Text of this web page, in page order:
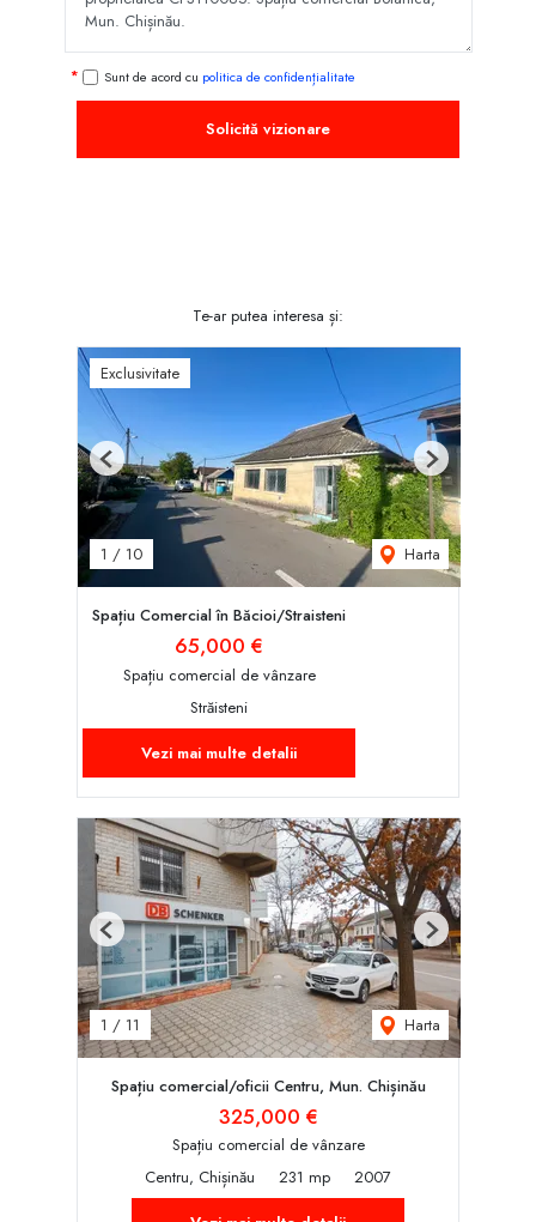
Sunt de acord cu politica de confidențialitate
Solicită vizionare
Te-ar putea interesa și:
Exclusivitate
1 / 10 Harta
Previous Next
Spațiu Comercial în Băcioi/Straisteni
65,000 €
Spațiu comercial de vânzare
Străisteni
Vezi mai multe detalii
1 / 11 Harta
Previous Next
Spațiu comercial/oficii Centru, Mun. Chișinău
325,000 €
Spațiu comercial de vânzare
Centru, Chișinău
231 mp
2007